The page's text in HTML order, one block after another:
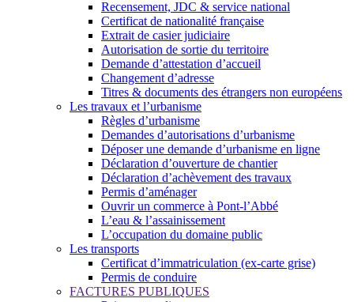
Recensement, JDC & service national
Certificat de nationalité française
Extrait de casier judiciaire
Autorisation de sortie du territoire
Demande d’attestation d’accueil
Changement d’adresse
Titres & documents des étrangers non européens
Les travaux et l’urbanisme
Règles d’urbanisme
Demandes d’autorisations d’urbanisme
Déposer une demande d’urbanisme en ligne
Déclaration d’ouverture de chantier
Déclaration d’achèvement des travaux
Permis d’aménager
Ouvrir un commerce à Pont-l’Abbé
L’eau & l’assainissement
L’occupation du domaine public
Les transports
Certificat d’immatriculation (ex-carte grise)
Permis de conduire
FACTURES PUBLIQUES